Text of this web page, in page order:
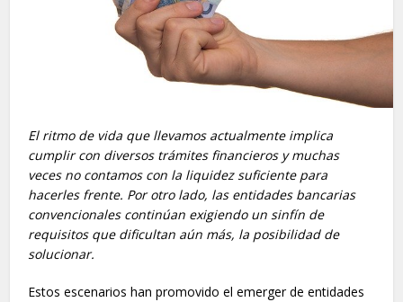
El ritmo de vida que llevamos actualmente implica
cumplir con diversos trámites financieros y muchas
veces no contamos con la liquidez suficiente para
hacerles frente. Por otro lado, las entidades bancarias
convencionales continúan exigiendo un sinfín de
requisitos que dificultan aún más, la posibilidad de
solucionar.
Estos escenarios han promovido el emerger de entidades